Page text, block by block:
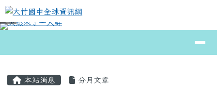
跳至主內容區
大竹國中全球資訊網
⏸
本站消息 分月文章